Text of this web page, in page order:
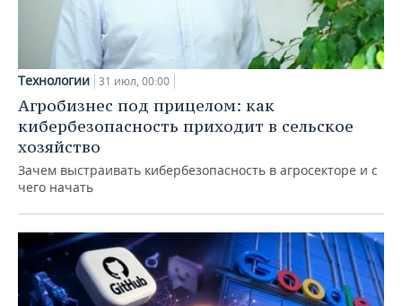
Технологии 31 июл, 00:00
Агробизнес под прицелом: как
кибербезопасность приходит в сельское
хозяйство
Зачем выстраивать кибербезопасность в агросекторе и с
чего начать